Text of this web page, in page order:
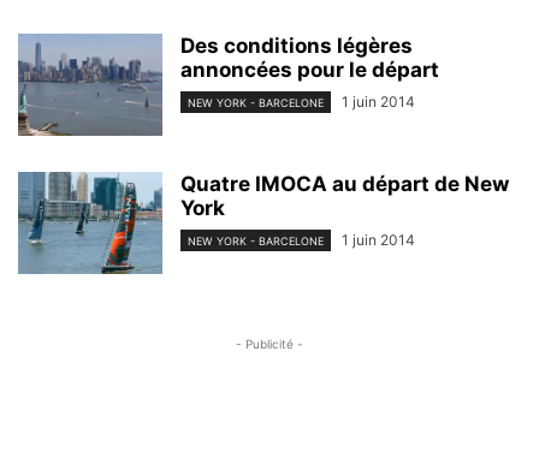
Des conditions légères
annoncées pour le départ
NEW YORK - BARCELONE 1 juin 2014
Quatre IMOCA au départ de New
York
NEW YORK - BARCELONE 1 juin 2014
- Publicité -